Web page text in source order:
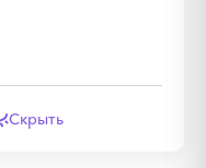
Скрыть